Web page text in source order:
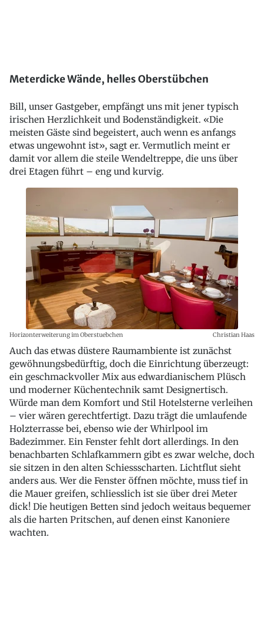
Meterdicke Wände, helles Oberstübchen
Bill, unser Gastgeber, empfängt uns mit jener typisch
irischen Herzlichkeit und Bodenständigkeit. «Die
meisten Gäste sind begeistert, auch wenn es anfangs
etwas ungewohnt ist», sagt er. Vermutlich meint er
damit vor allem die steile Wendeltreppe, die uns über
drei Etagen führt – eng und kurvig.
Horizonterweiterung im Oberstuebchen Christian Haas
Auch das etwas düstere Raumambiente ist zunächst
gewöhnungsbedürftig, doch die Einrichtung überzeugt:
ein geschmackvoller Mix aus edwardianischem Plüsch
und moderner Küchentechnik samt Designertisch.
Würde man dem Komfort und Stil Hotelsterne verleihen
– vier wären gerechtfertigt. Dazu trägt die umlaufende
Holzterrasse bei, ebenso wie der Whirlpool im
Badezimmer. Ein Fenster fehlt dort allerdings. In den
benachbarten Schlafkammern gibt es zwar welche, doch
sie sitzen in den alten Schiessscharten. Lichtflut sieht
anders aus. Wer die Fenster öffnen möchte, muss tief in
die Mauer greifen, schliesslich ist sie über drei Meter
dick! Die heutigen Betten sind jedoch weitaus bequemer
als die harten Pritschen, auf denen einst Kanoniere
wachten.